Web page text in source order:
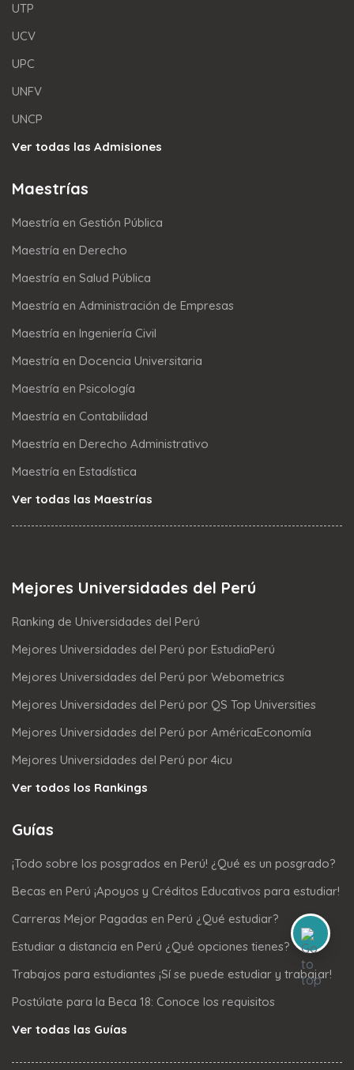
UTP
UCV
UPC
UNFV
UNCP
Ver todas las Admisiones
Maestrías
Maestría en Gestión Pública
Maestría en Derecho
Maestría en Salud Pública
Maestría en Administración de Empresas
Maestría en Ingeniería Civil
Maestría en Docencia Universitaria
Maestría en Psicología
Maestría en Contabilidad
Maestría en Derecho Administrativo
Maestría en Estadística
Ver todas las Maestrías
Mejores Universidades del Perú
Ranking de Universidades del Perú
Mejores Universidades del Perú por EstudiaPerú
Mejores Universidades del Perú por Webometrics
Mejores Universidades del Perú por QS Top Universities
Mejores Universidades del Perú por AméricaEconomía
Mejores Universidades del Perú por 4icu
Ver todos los Rankings
Guías
¡Todo sobre los posgrados en Perú! ¿Qué es un posgrado?
Becas en Perú ¡Apoyos y Créditos Educativos para estudiar!
Carreras Mejor Pagadas en Perú ¿Qué estudiar?
Estudiar a distancia en Perú ¿Qué opciones tienes?
Trabajos para estudiantes ¡Sí se puede estudiar y trabajar!
Postúlate para la Beca 18: Conoce los requisitos
Ver todas las Guías